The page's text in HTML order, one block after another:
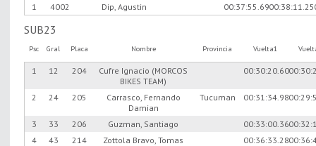
1 4002 Dip, Agustin 00:37:55.6900:38:11.25
SUB23
Psc Gral Placa Nombre Provincia Vuelta1
1 12 204
Cufre Ignacio (MORCOS
BIKES TEAM)
00:30:20.60
2 24 205
Carrasco, Fernando
Damian
Tucuman 00:31:34.98
3 33 206 Guzman, Santiago 00:33:00.36
4
43 214 Zottola Bravo, Tomas 00:36:33.28